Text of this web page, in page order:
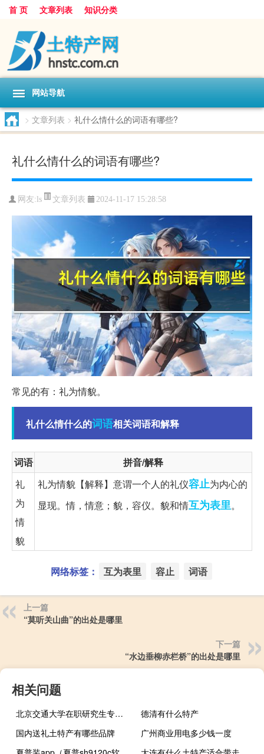
首 页 文章列表 知识分类
网站导航
> 文章列表 > 礼什么情什么的词语有哪些?
礼什么情什么的词语有哪些?
网友:ls 文章列表 2024-11-17 15:28:58
常见的有：礼为情貌。
礼什么情什么的词语相关词语和解释
词语
拼音/解释
礼
为
情
貌
礼为情貌【解释】意谓一个人的礼仪容止为内心的
显现。情，情意；貌，容仪。貌和情互为表里。
网络标签： 互为表里 容止 词语
上一篇
“莫听关山曲”的出处是哪里
下一篇
“水边垂柳赤栏桥”的出处是哪里
相关问题
北京交通大学在职研究生专业硕士的特点
德清有什么特产
国内送礼土特产有哪些品牌
广州商业用电多少钱一度